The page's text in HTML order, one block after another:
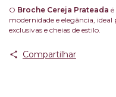
O Broche Cereja Prateada
modernidade e elegância,
exclusivas e cheias de estilo.
Compartilhar